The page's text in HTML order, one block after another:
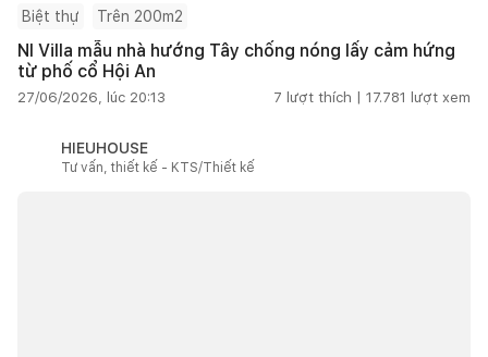
Biệt thự Trên 200m2
NI Villa mẫu nhà hướng Tây chống nóng lấy cảm hứng
từ phố cổ Hội An
27/06/2026, lúc 20:13 7 lượt thích | 17.781 lượt xem
HIEUHOUSE
Tư vấn, thiết kế - KTS/Thiết kế